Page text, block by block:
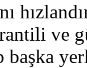
ve
başka